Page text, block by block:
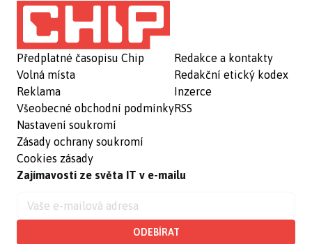
Předplatné časopisu Chip
Volná místa
Reklama
Všeobecné obchodní podmínky
Nastavení soukromí
Zásady ochrany soukromí
Cookies zásady
Redakce a kontakty
Redakční etický kodex
Inzerce
RSS
Zajímavosti ze světa IT v e-mailu
ODEBÍRAT